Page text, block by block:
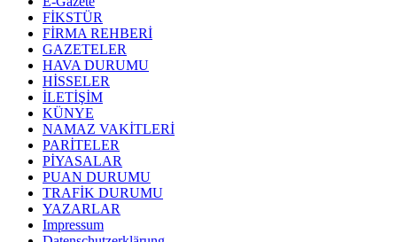
FİKSTÜR
FİRMA REHBERİ
GAZETELER
HAVA DURUMU
HİSSELER
İLETİŞİM
KÜNYE
NAMAZ VAKİTLERİ
PARİTELER
PİYASALAR
PUAN DURUMU
TRAFİK DURUMU
YAZARLAR
Impressum